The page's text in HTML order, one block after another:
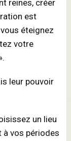
reines, créer
est
éteignez
votre
leur pouvoir
un lieu
à vos périodes